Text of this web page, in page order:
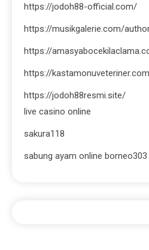
https://jodoh88-official.com/
https://musikgalerie.com/
https://
https://
https://jodoh88resmi.site/
live casino online
sakura118
sabung ayam online borneo303